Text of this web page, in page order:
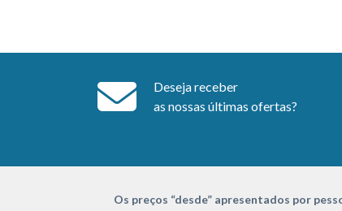
Deseja receber
as nossas últimas ofertas?
Os preços “desde” apresentados por